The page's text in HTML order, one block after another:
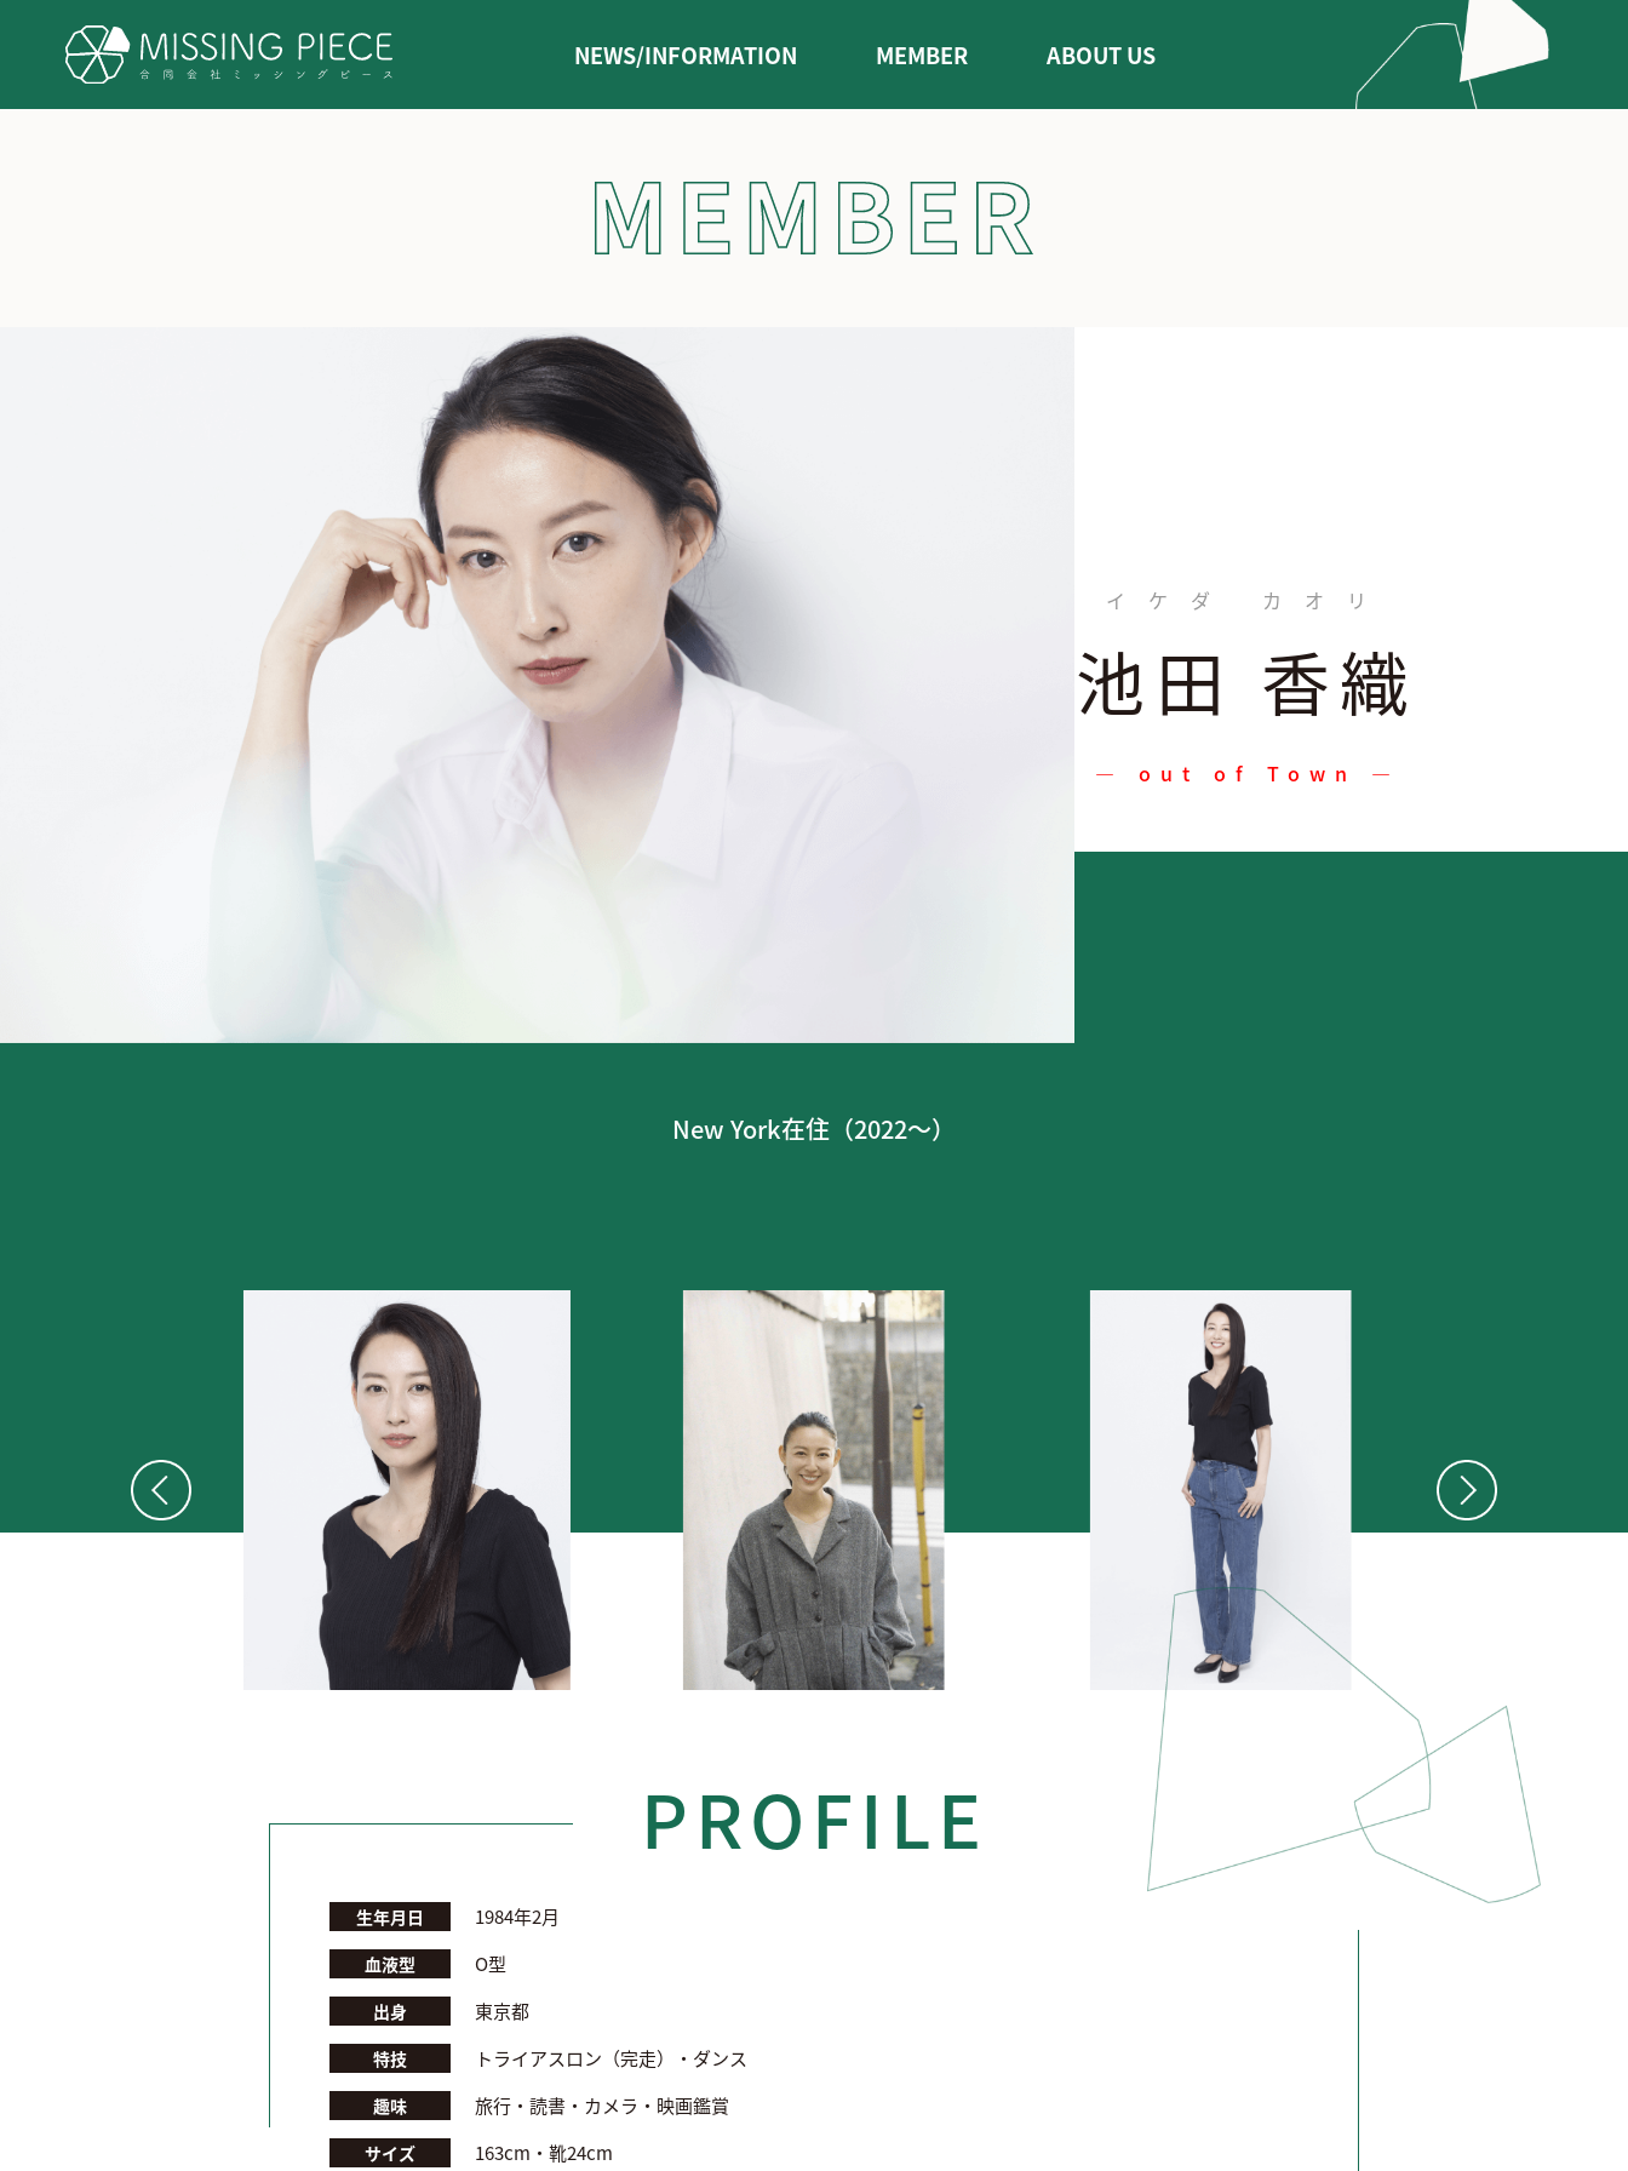
NEWS/INFORMATION MEMBER ABOUT US
イケダ カオリ
池田 香織
― out of Town ―
New York在住（2022〜）
PROFILE
生年月日 1984年2月
血液型 O型
出身 東京都
特技 トライアスロン（完走）・ダンス
趣味 旅行・読書・カメラ・映画鑑賞
サイズ 163cm・靴24cm